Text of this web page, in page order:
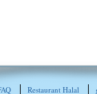
Restaurant Halal